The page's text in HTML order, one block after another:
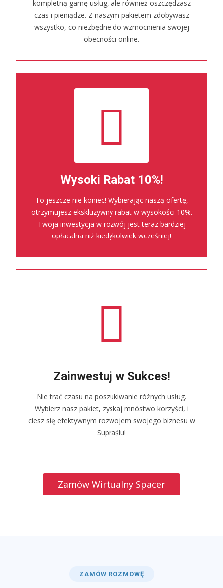
kompletną gamę usług, ale również oszczędzasz
czas i pieniądze. Z naszym pakietem zdobywasz
wszystko, co niezbędne do wzmocnienia swojej
obecności online.
Wysoki Rabat 10%!
To jeszcze nie koniec! Wybierając naszą ofertę,
otrzymujesz ekskluzywny rabat w wysokości 10%.
Twoja inwestycja w rozwój jest teraz bardziej
opłacalna niż kiedykolwiek wcześniej!
Zainwestuj w Sukces!
Nie trać czasu na poszukiwanie różnych usług.
Wybierz nasz pakiet, zyskaj mnóstwo korzyści, i
ciesz się efektywnym rozwojem swojego biznesu w
Supraślu!
Zamów Wirtualny Spacer
ZAMÓW ROZMOWĘ